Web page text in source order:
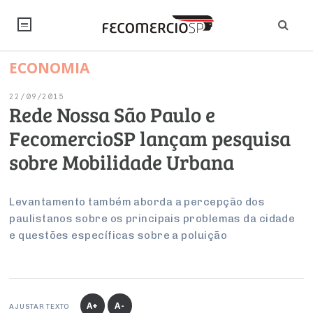
NOTÍCIAS
Editorial
Artigos
Institucional
PROJETOS ESPECIAIS:
UM BRASIL
Economia
Pesquisas
Brasil
Internacional
Inteligência Artificial
Trabalho
Empresas
Negócios
Varejo
ESG
Últimas Notícias
SINDICATOS
PESQUISAS
INSTITUCIONAL
Sobre
Negociações Coletivas
Conselho de Turismo
Conselho de Emprego e Relações do Trabalho
EMPRESAS
ECONOMIA
22/09/2015
Rede Nossa São Paulo e
FecomercioSP lançam pesquisa
sobre Mobilidade Urbana
Levantamento também aborda a percepção dos
paulistanos sobre os principais problemas da cidade
e questões específicas sobre a poluição
AJUSTAR TEXTO A+ A-